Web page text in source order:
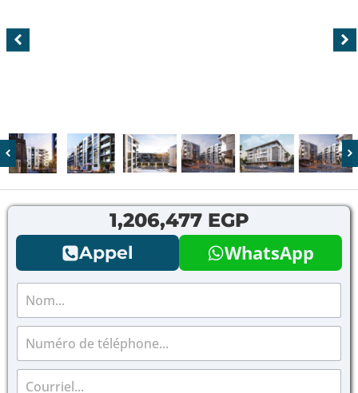
1,206,477 EGP
Appel WhatsApp
N
m
T
l
C